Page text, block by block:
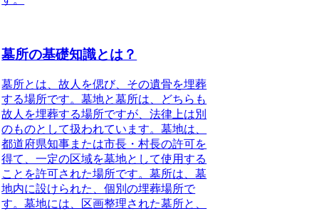
墓所の基礎知識とは？
墓所とは、故人を偲び、その遺骨を埋葬
する場所です。墓地と墓所は、どちらも
故人を埋葬する場所ですが、法律上は別
のものとして扱われています。墓地は、
都道府県知事または市長・村長の許可を
得て、一定の区域を墓地として使用する
ことを許可された場所です。墓所は、墓
地内に設けられた、個別の埋葬場所で
す。墓地には、区画整理された墓所と、